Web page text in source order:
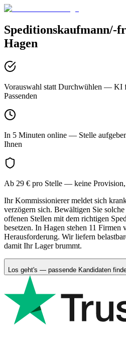
Speditionskaufmann/-
Hagen
Vorauswahl statt Durchwühlen — KI
Passenden
In 5 Minuten online — Stelle
Ihnen
Ab 29 € pro Stelle — keine
Ihr Kommissionierer meldet sich
verzögern sich. Bewältigen Sie
offenen Stellen mit dem richtigen
besetzen. In Hagen stehen 11 Firmen
Herausforderung. Wir liefern
damit Ihr Lager brummt.
Los geht's — passende Kandidaten